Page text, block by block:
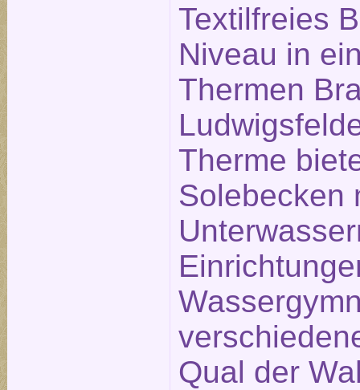
Textilfreies
Niveau in
Thermen
Therme
Solebecken
Qual der